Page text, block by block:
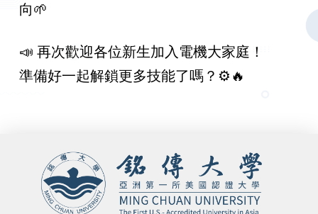
向🌱
📣 再次歡迎各位新生加入電機大家庭！
準備好一起解鎖更多技能了嗎？⚙️🔥